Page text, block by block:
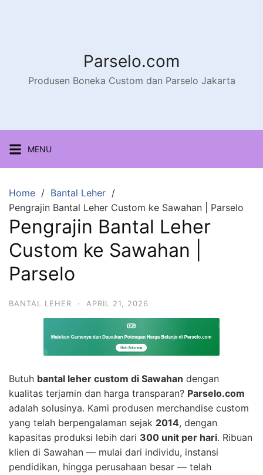
Parselo.com
Produsen Boneka Custom dan Parselo Jakarta
MENU
Home
Bantal Leher
Pengrajin Bantal Leher Custom ke Sawahan | Parselo
Pengrajin Bantal Leher
Custom ke Sawahan |
Parselo
BANTAL LEHER · APRIL 21, 2026
Butuh bantal leher custom di Sawahan dengan
kualitas terjamin dan harga transparan? Parselo.com
adalah solusinya. Kami produsen merchandise custom
yang telah berpengalaman sejak 2014, dengan
kapasitas produksi lebih dari 300 unit per hari. Ribuan
klien di Sawahan — mulai dari individu, instansi
pendidikan, hingga perusahaan besar — telah